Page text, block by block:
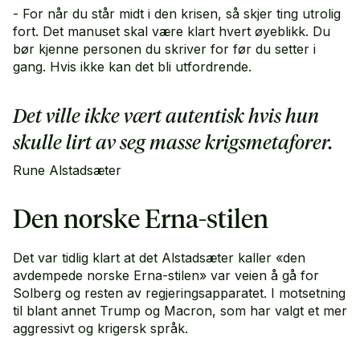
- For når du står midt i den krisen, så skjer ting utrolig
fort. Det manuset skal være klart hvert øyeblikk. Du
bør kjenne personen du skriver for før du setter i
gang. Hvis ikke kan det bli utfordrende.
Det ville ikke vært autentisk hvis hun
skulle lirt av seg masse krigsmetaforer.
Rune Alstadsæter
Den norske Erna-stilen
Det var tidlig klart at det Alstadsæter kaller «den
avdempede norske Erna-stilen» var veien å gå for
Solberg og resten av regjeringsapparatet. I motsetning
til blant annet Trump og Macron, som har valgt et mer
aggressivt og krigersk språk.